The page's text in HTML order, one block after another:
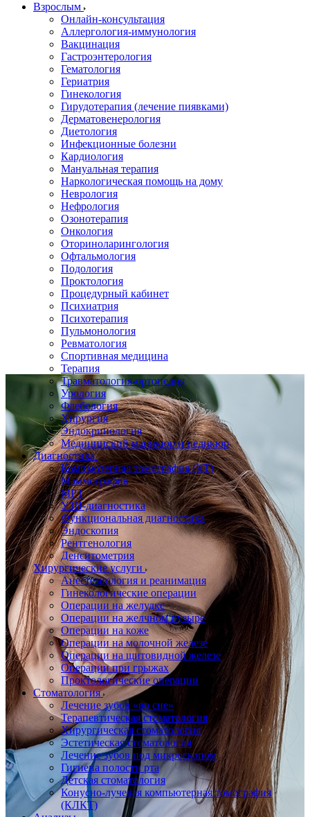
Взрослым
Онлайн-консультация
Аллергология-иммунология
Вакцинация
Гастроэнтерология
Гематология
Гериатрия
Гинекология
Гирудотерапия (лечение пиявками)
Дерматовенерология
Диетология
Инфекционные болезни
Кардиология
Мануальная терапия
Наркологическая помощь на дому
Неврология
Нефрология
Озонотерапия
Онкология
Оториноларингология
Офтальмология
Подология
Проктология
Процедурный кабинет
Психиатрия
Психотерапия
Пульмонология
Ревматология
Спортивная медицина
Терапия
Травматология-ортопедия
Урология
Флебология
Хирургия
Эндокринология
Медицинский маникюр и педикюр
Диагностика
Компьютерная томография (КТ)
Маммография
МРТ
УЗИ-диагностика
Функциональная диагностика
Эндоскопия
Рентгенология
Денситометрия
Хирургические услуги
Анестезиология и реанимация
Гинекологические операции
Операции на желудке
Операции на желчном пузыре
Операции на коже
Операции на молочной железе
Операции на щитовидной железе
Операции при грыжах
Проктологические операции
Стоматология
Лечение зубов «во сне»
Терапевтическая стоматология
Хирургическая стоматология
Эстетическая стоматология
Лечение зубов под микроскопом
Гигиена полости рта
Детская стоматология
Конусно-лучевая компьютерная томография
(КЛКТ)